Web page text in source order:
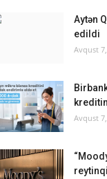
Aytən
edildi
Avqust
Avqust